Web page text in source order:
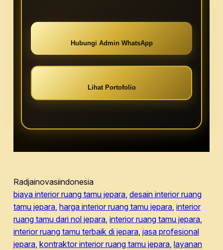
Hubungi Admin WhatsApp
Lihat Portofolio
Radjainovasiindonesia
biaya interior ruang tamu jepara, desain interior ruang
tamu jepara, harga interior ruang tamu jepara, interior
ruang tamu dari nol jepara, interior ruang tamu jepara
interior ruang tamu terbaik di jepara, jasa profesional
jepara, kontraktor interior ruang tamu jepara, layanan